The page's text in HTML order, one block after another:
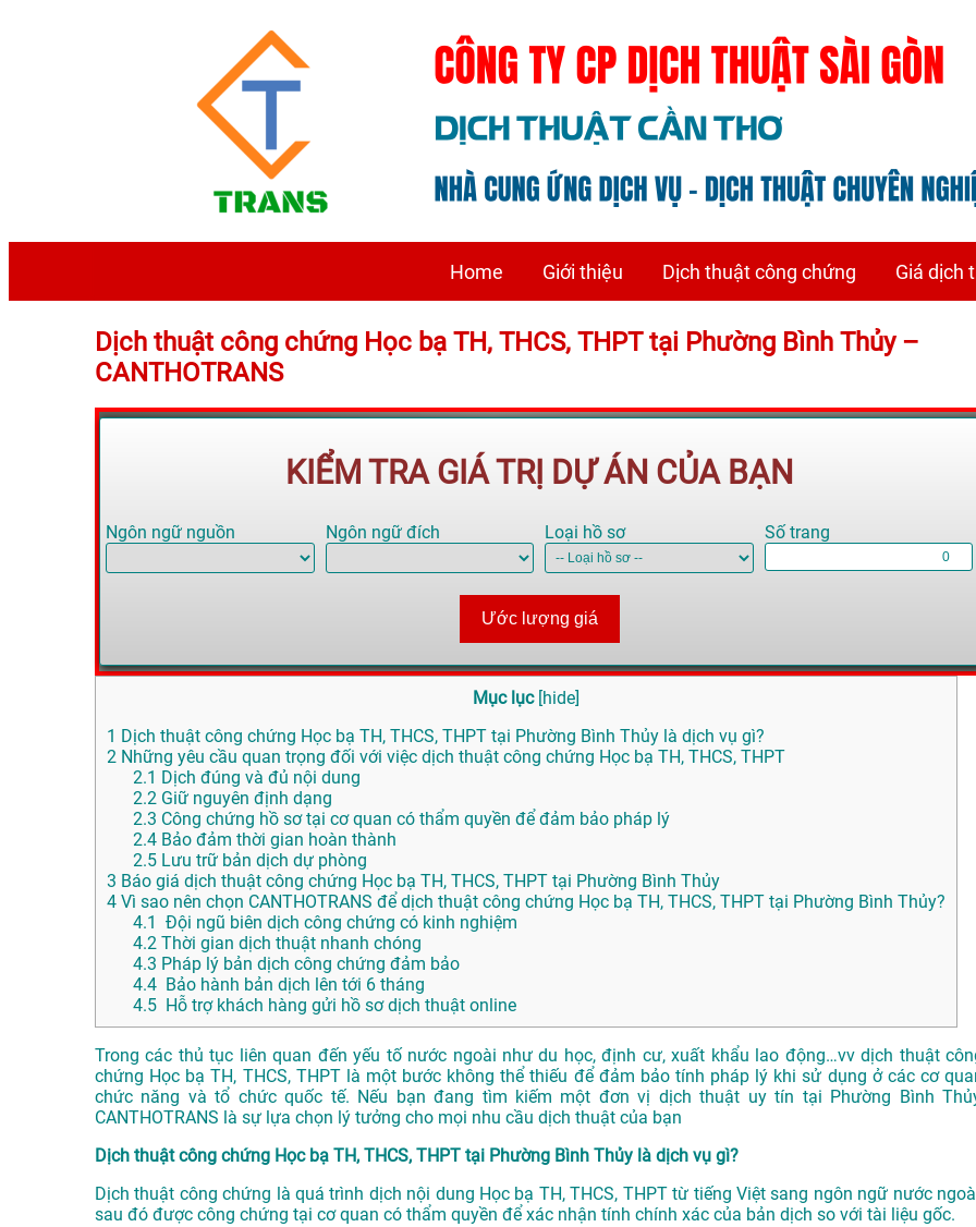
Home Giới thiệu Dịch thuật công chứng Giá dịch
Dịch thuật công chứng Học bạ TH, THCS, THPT tại Phường Bình Thủy –
CANTHOTRANS
KIỂM TRA GIÁ TRỊ DỰ ÁN CỦA BẠN
Ngôn ngữ nguồn Ngôn ngữ đích Loại hồ sơ Số trang
Ước lượng giá
Mục lục [hide]
1 Dịch thuật công chứng Học bạ TH, THCS, THPT tại Phường Bình Thủy là dịch vụ gì?
2 Những yêu cầu quan trọng đối với việc dịch thuật công chứng Học bạ TH, THCS, THPT
2.1 Dịch đúng và đủ nội dung
2.2 Giữ nguyên định dạng
2.3 Công chứng hồ sơ tại cơ quan có thẩm quyền để đảm bảo pháp lý
2.4 Bảo đảm thời gian hoàn thành
2.5 Lưu trữ bản dịch dự phòng
3 Báo giá dịch thuật công chứng Học bạ TH, THCS, THPT tại Phường Bình Thủy
4 Vì sao nên chọn CANTHOTRANS để dịch thuật công chứng Học bạ TH, THCS, THPT tại Phường Bình Thủy?
4.1
Đội ngũ biên dịch công chứng có kinh nghiệm
4.2 Thời gian dịch thuật nhanh chóng
4.3 Pháp lý bản dịch công chứng đảm bảo
4.4 Bảo hành bản dịch lên tới 6 tháng
4.5 Hỗ trợ khách hàng gửi hồ sơ dịch thuật online
Trong các thủ tục liên quan đến yếu tố nước ngoài như du học, định cư, xuất khẩu lao động…vv dịch thuật
chứng Học bạ TH, THCS, THPT là một bước không thể thiếu để đảm bảo tính pháp lý khi sử dụng ở các cơ
chức năng và tổ chức quốc tế. Nếu bạn đang tìm kiếm một đơn vị dịch thuật uy tín tại Phường Bình
CANTHOTRANS là sự lựa chọn lý tưởng cho mọi nhu cầu dịch thuật của bạn
Dịch thuật công chứng Học bạ TH, THCS, THPT tại Phường Bình Thủy là dịch vụ gì?
Dịch thuật công chứng là quá trình dịch nội dung Học bạ TH, THCS, THPT từ tiếng Việt sang ngôn ngữ nước
sau đó được công chứng tại cơ quan có thẩm quyền để xác nhận tính chính xác của bản dịch so với tài liệu gốc.